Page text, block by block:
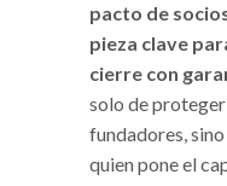
pacto de
pieza clave
cierre con
solo de
fundadores,
quien pone el